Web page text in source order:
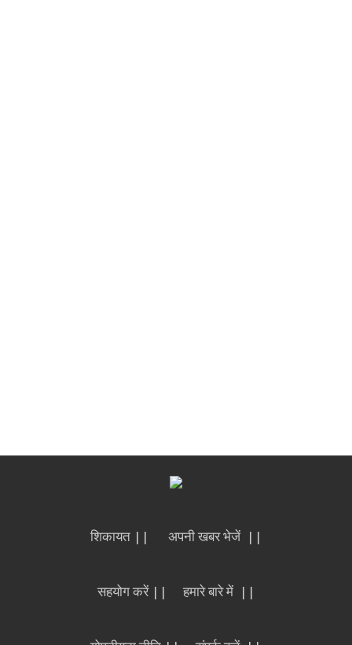
शिकायत || अपनी खबर भेजें ||
सहयोग करें || हमारे बारे में ||